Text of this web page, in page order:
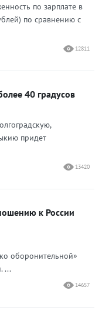
по зарплате в
по сравнению с
12811
40 градусов
придет
13420
к России
оборонительной»
...
14657